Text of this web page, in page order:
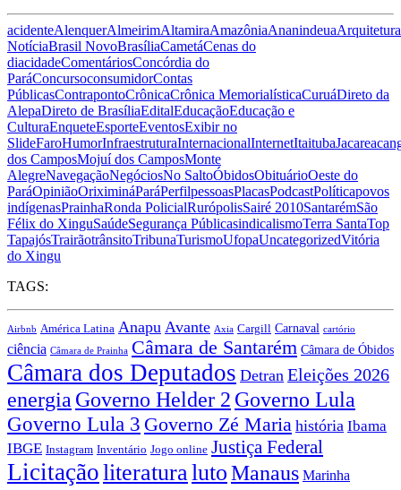
acidenteAlenquerAlmeirimAltamiraAmazôniaAnanindeuaArquitetura
NotíciaBrasil NovoBrasíliaCametáCenas do
diacidadeComentáriosConcórdia do
ParáConcursoconsumidorContas
PúblicasContrapontoCrônicaCrônica MemorialísticaCuruáDireto da
AlepaDireto de BrasíliaEditalEducaçãoEducação e
CulturaEnqueteEsporteEventosExibir no
SlideFaroHumorInfraestruturaInternacionalInternetItaituba
dos CamposMojuí dos CamposMonte
AlegreNavegaçãoNegóciosNo SaltoÓbidosObituárioOeste do
ParáOpiniãoOriximináParáPerfilpessoasPlacasPodcastPolíticapovos
indígenasPrainhaRonda PolicialRurópolisSairé 2010SantarémSão
Félix do XinguSaúdeSegurança PúblicasindicalismoTerra SantaTop
TapajósTrairãotrânsitoTribunaTurismoUfopaUncategorizedVitória
do Xingu
TAGS:
Airbnb América Latina Anapu Avante Axia Cargill Carnaval cartório
ciência Câmara de Prainha Câmara de Santarém Câmara de Óbidos
Câmara dos Deputados Detran Eleições 2026
energia Governo Helder 2 Governo Lula
Governo Lula 3 Governo Zé Maria história Ibama
IBGE Instagram Inventário Jogo online Justiça Federal
LicitaçãoliteraturalutoManaus Marinha